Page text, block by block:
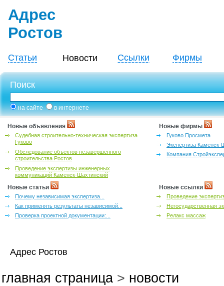
Адрес
Ростов
Статьи Новости Ссылки Фирмы
Поиск
на сайте в интернете
Новые объявления
Судебная строительно-техническая экспертиза
Гуково
Обследование объектов незавершенного
строительства Ростов
Проведение экспертизы инженерных
коммуникаций Каменск-Шахтинский
Новые фирмы
Гуково Просмета
Экспертиза Каменск-
Компания
Новые статьи
Почему независимая экспертиза...
Как применять результаты независимой...
Проверка проектной документации:...
Новые ссылки
Проведение
Негосударственная
Релакс массаж
Адрес Ростов
главная страница > новости